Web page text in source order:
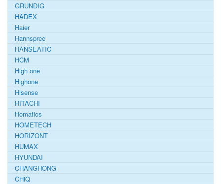
GRUNDIG
HADEX
Haier
Hannspree
HANSEATIC
HCM
High one
Highone
Hisense
HITACHI
Homatics
HOMETECH
HORIZONT
HUMAX
HYUNDAI
CHANGHONG
CHiQ